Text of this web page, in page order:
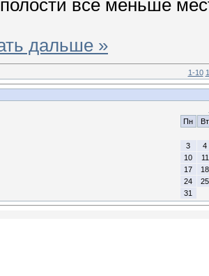
все меньше
дальше »
1-10
Пн
Вт
3
4
10
11
17
18
24
25
31